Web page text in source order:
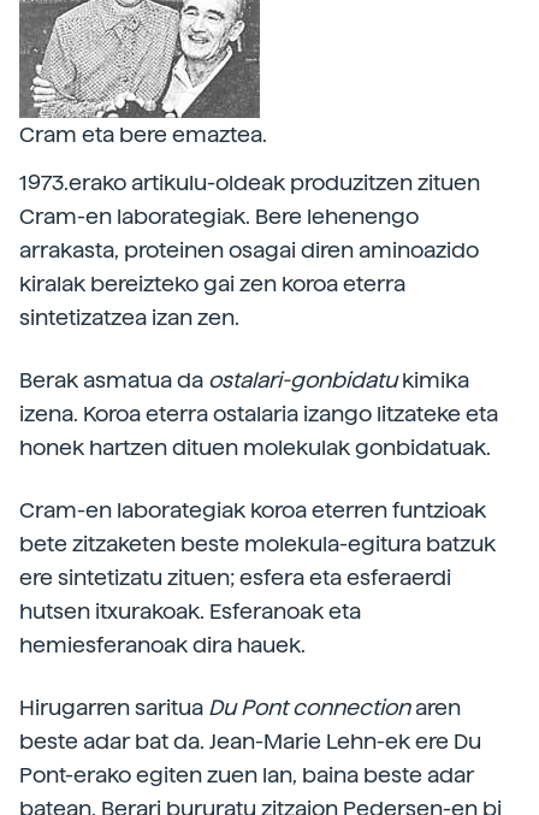
Cram eta bere emaztea.
1973.erako artikulu-oldeak produzitzen zituen
Cram-en laborategiak. Bere lehenengo
arrakasta, proteinen osagai diren aminoazido
kiralak bereizteko gai zen koroa eterra
sintetizatzea izan zen.
Berak asmatua da ostalari-gonbidatukimika
izena. Koroa eterra ostalaria izango litzateke eta
honek hartzen dituen molekulak gonbidatuak.
Cram-en laborategiak koroa eterren funtzioak
bete zitzaketen beste molekula-egitura batzuk
ere sintetizatu zituen; esfera eta esferaerdi
hutsen itxurakoak. Esferanoak eta
hemiesferanoak dira hauek.
Hirugarren saritua Du Pont connectionaren
beste adar bat da. Jean-Marie Lehn-ek ere Du
Pont-erako egiten zuen lan, baina beste adar
batean. Berari bururatu zitzaion Pedersen-en bi